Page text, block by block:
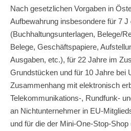
Nach gesetzlichen Vorgaben in
Aufbewahrung insbesondere für 7
(Buchhaltungsunterlagen, Belege/
Belege, Geschäftspapiere,
Ausgaben, etc.), für 22 Jahre im
Grundstücken und für 10 Jahre bei
Zusammenhang mit elektronisch
Telekommunikations-, Rundfunk-
an Nichtunternehmer in EU-
und für die der Mini-One-Stop-